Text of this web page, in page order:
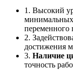
1. Высокий
минимальных
переменного
2.
достижения
3. Наличие
точность